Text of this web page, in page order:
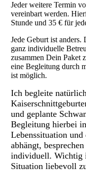
Jeder weitere Termin
vereinbart werden.
Stunde und 35 € für
Jede Geburt ist
ganz individuelle
zusammen Dein Paket
eine Begleitung durch
ist möglich.
Ich begleite
und geplante
Begleitung hierbei
Lebenssituation und
abhängt,
individuell. Wichtig
Situation liebevoll